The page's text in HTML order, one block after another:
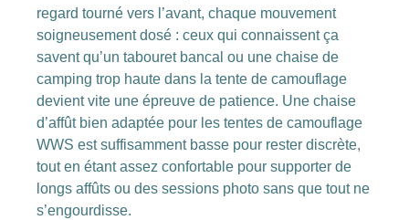
regard tourné vers l’avant, chaque mouvement
soigneusement dosé : ceux qui connaissent ça
savent qu’un tabouret bancal ou une chaise de
camping trop haute dans la tente de camouflage
devient vite une épreuve de patience. Une chaise
d’affût bien adaptée pour les tentes de camouflage
WWS est suffisamment basse pour rester discrète,
tout en étant assez confortable pour supporter de
longs affûts ou des sessions photo sans que tout ne
s’engourdisse.